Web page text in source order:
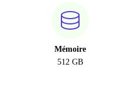
Mémoire
512 GB